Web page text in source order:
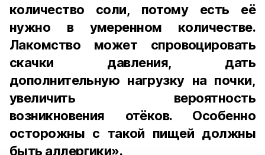
количество соли, потому есть её
нужно в умеренном количестве.
Лакомство может спровоцировать
скачки давления, дать
дополнительную нагрузку на почки,
увеличить вероятность
возникновения отёков. Особенно
осторожны с такой пищей должны
быть аллергики».